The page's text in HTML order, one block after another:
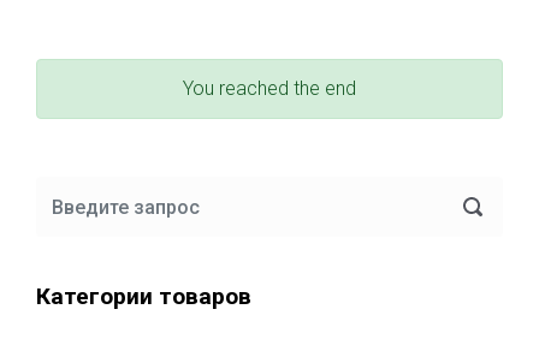
You reached the end
Категории товаров